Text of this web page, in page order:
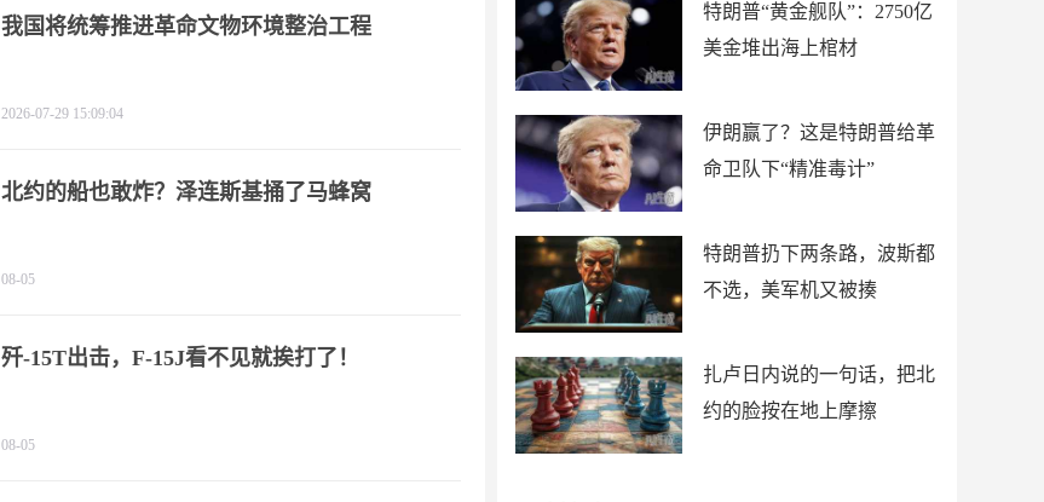
特朗普“黄金舰队”：2750亿
美金堆出海上棺材
伊朗赢了？这是特朗普给革
命卫队下“精准毒计”
特朗普扔下两条路，波斯都
不选，美军机又被揍
扎卢日内说的一句话，把北
约的脸按在地上摩擦
我国将统筹推进革命文物环境整治工程
2026-07-29 15:09:04
北约的船也敢炸？泽连斯基捅了马蜂窝
08-05
歼-15T出击，F-15J看不见就挨打了！
08-05